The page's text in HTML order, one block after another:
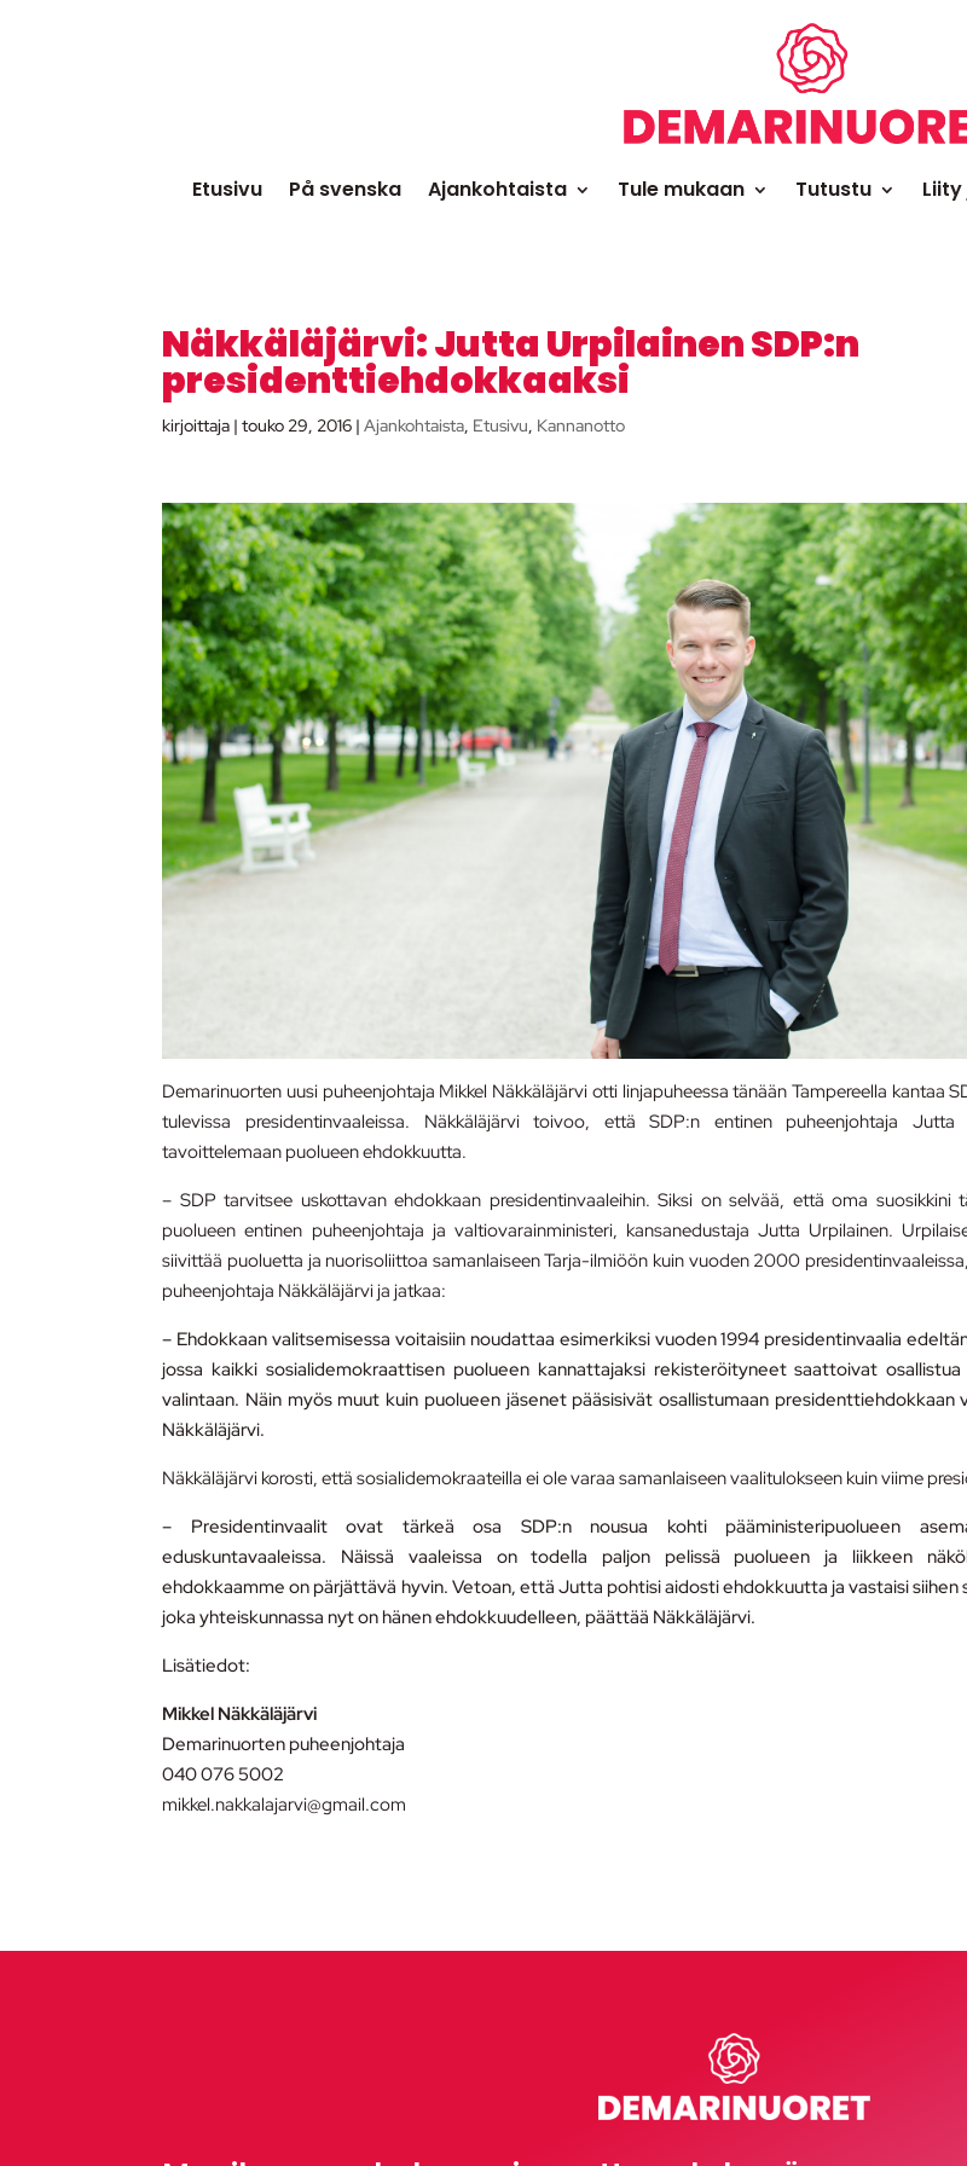
Etusivu På svenska Ajankohtaista Tule mukaan Tutustu
Näkkäläjärvi: Jutta Urpilainen SDP:n
presidenttiehdokkaaksi
kirjoittaja |touko 29, 2016 |Ajankohtaista, Etusivu, Kannanotto
Demarinuorten uusi puheenjohtaja Mikkel Näkkäläjärvi otti linjapuheessa tänään Tampereella kantaa
tulevissa presidentinvaaleissa. Näkkäläjärvi toivoo, että SDP:n entinen puheenjohtaja Jutta
tavoittelemaan puolueen ehdokkuutta.
– SDP tarvitsee uskottavan ehdokkaan presidentinvaaleihin.Siksi on selvää, että oma suosikkini
puolueen entinen puheenjohtaja ja valtiovarainministeri, kansanedustaja Jutta Urpilainen.
siivittää puoluetta ja nuorisoliittoa samanlaiseen Tarja-ilmiöön kuin vuoden 2000
puheenjohtaja Näkkäläjärvi ja jatkaa:
– Ehdokkaan valitsemisessa voitaisiin noudattaa esimerkiksi vuoden 1994 presidentinvaalia
jossa kaikki sosialidemokraattisen puolueen kannattajaksi rekisteröityneet saattoivat
valintaan. Näin myös muut kuin puolueen jäsenet pääsisivät osallistumaan presidenttiehdokkaan
Näkkäläjärvi.
Näkkäläjärvi korosti, että sosialidemokraateilla ei ole varaa samanlaiseen vaalitulokseen kuin viime
– Presidentinvaalit ovat tärkeä osa SDP:n nousua kohti pääministeripuolueen
eduskuntavaaleissa. Näissä vaaleissa on todella paljon pelissä puolueen ja liikkeen
ehdokkaamme on pärjättävä hyvin. Vetoan, että Jutta pohtisi aidosti ehdokkuutta ja vastaisi siihen
joka yhteiskunnassa nyt on hänen ehdokkuudelleen, päättää Näkkäläjärvi.
Lisätiedot:
Mikkel Näkkäläjärvi
Demarinuorten puheenjohtaja
040 076 5002
mikkel.nakkalajarvi@gmail.com